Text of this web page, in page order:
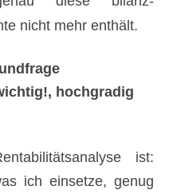
nicht mehr enthält.
hochgradig
ist:
ich einsetze, genug